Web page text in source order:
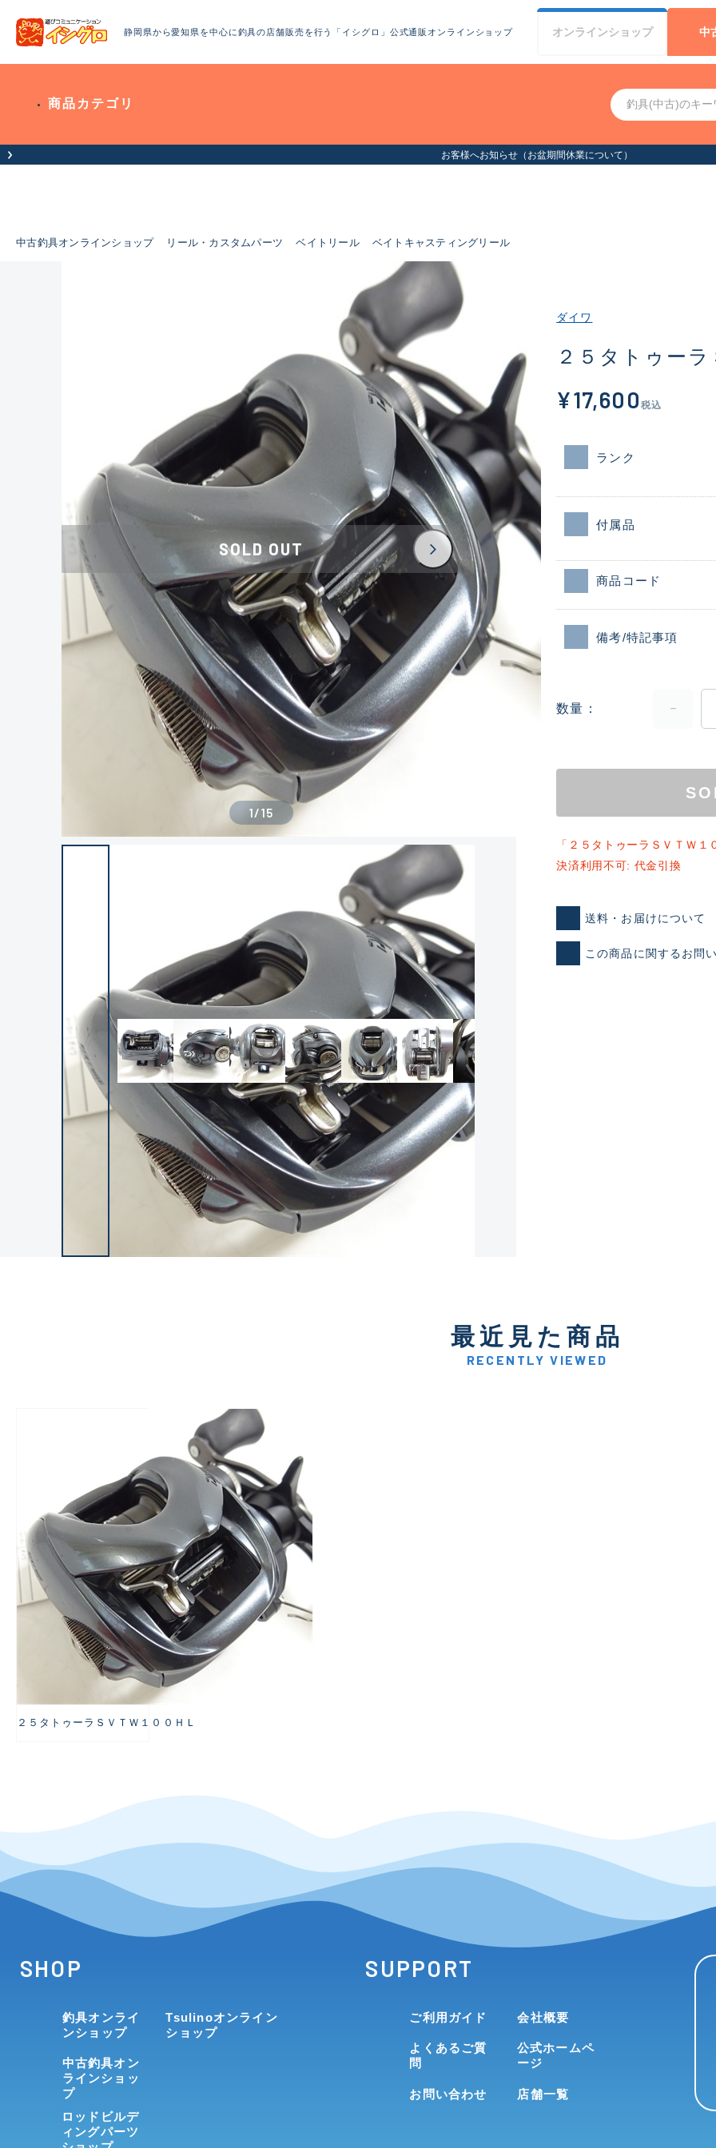
静岡県から愛知県を中心に釣具の店舗販売を行う「イシグロ」公式通販オンラインショップ オンラインショップ 中
商品カテゴリ
お客様へお知らせ（お盆期間休業について）
中古釣具オンラインショップ リール・カスタムパーツ ベイトリール ベイトキャスティングリール
新古品（メーカー問屋から
C-
い品
SOLD OUT
1/15
ダイワ
２５タトゥーラ
¥17,600 税込
ランク
付属品
商品コード
備考/特記事項
数量
「２５タトゥーラＳＶＴＷ１
決済利用不可: 代金引換
送料・お届けについて
この商品に関するお問
最近見た商品
RECENTLY VIEWED
２５タトゥーラＳＶＴＷ１００ＨＬ
SHOP
釣具オンライ
ンショップ
中古釣具オン
ラインショッ
プ
ロッドビルデ
ィングパーツ
Tsulinoオンライン
ショップ
SUPPORT
ご利用ガイド
よくあるご質
問
お問い合わせ
会社概要
公式ホームペ
ージ
店舗一覧